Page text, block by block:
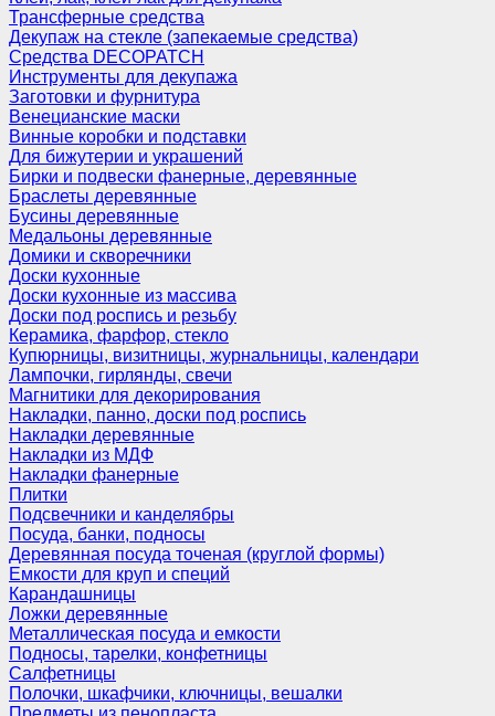
Трансферные средства
Декупаж на стекле (запекаемые средства)
Средства DECOPATCH
Инструменты для декупажа
Заготовки и фурнитура
Венецианские маски
Винные коробки и подставки
Для бижутерии и украшений
Бирки и подвески фанерные, деревянные
Браслеты деревянные
Бусины деревянные
Медальоны деревянные
Домики и скворечники
Доски кухонные
Доски кухонные из массива
Доски под роспись и резьбу
Керамика, фарфор, стекло
Купюрницы, визитницы, журнальницы, календари
Лампочки, гирлянды, свечи
Магнитики для декорирования
Накладки, панно, доски под роспись
Накладки деревянные
Накладки из МДФ
Накладки фанерные
Плитки
Подсвечники и канделябры
Посуда, банки, подносы
Деревянная посуда точеная (круглой формы)
Емкости для круп и специй
Карандашницы
Ложки деревянные
Металлическая посуда и емкости
Подносы, тарелки, конфетницы
Салфетницы
Полочки, шкафчики, ключницы, вешалки